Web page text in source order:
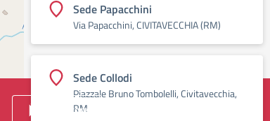
Sede Papacchini
Via Papacchini, CIVITAVECCHIA (RM)
Sede Collodi
Piazzale Bruno Tombolelli, Civitavecchia,
RM
Play Store